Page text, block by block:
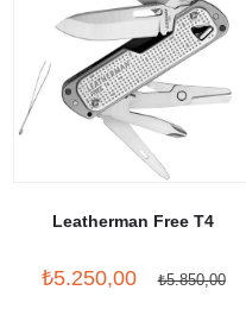
Leatherman Free T4
₺5.250,00 ₺5.850,00